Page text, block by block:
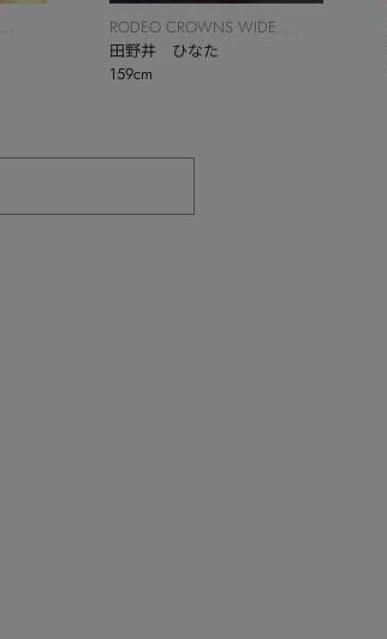
RODEO CROWNS WIDE
BOWL
田野井 ひなた
159cm